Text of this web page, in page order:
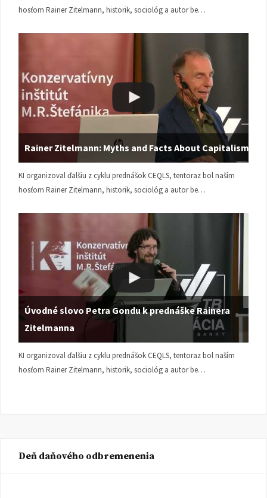
hosťom Rainer Zitelmann, historik, sociológ a autor be…
Rainer Zitelmann: Myths and Facts About Capitalism
KI organizoval ďalšiu z cyklu prednášok CEQLS, tentoraz bol naším
hosťom Rainer Zitelmann, historik, sociológ a autor be…
Úvodné slovo Petra Gondu k prednáške Rainera
Zitelmanna
KI organizoval ďalšiu z cyklu prednášok CEQLS, tentoraz bol naším
hosťom Rainer Zitelmann, historik, sociológ a autor be…
Deň daňového odbremenenia